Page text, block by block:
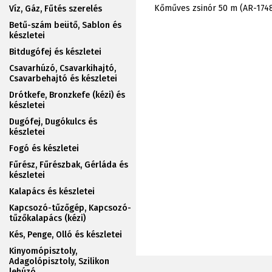
Víz, Gáz, Fűtés szerelés
Betű-szám beütő, Sablon és
készletei
Bitdugófej és készletei
Csavarhúzó, Csavarkihajtó,
Csavarbehajtó és készletei
Drótkefe, Bronzkefe (kézi) és
készletei
Dugófej, Dugókulcs és
készletei
Fogó és készletei
Fűrész, Fűrészbak, Gérláda és
készletei
Kalapács és készletei
Kapcsozó-tűzőgép, Kapcsozó-
tűzőkalapács (kézi)
Kés, Penge, Olló és készletei
Kinyomópisztoly,
Adagolópisztoly, Szilikon
Kőműves zsinór 50 m (AR-